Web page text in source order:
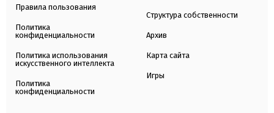
Правила пользования
Политика
конфиденциальности
Политика использования
искусственного интеллекта
Политика
конфиденциальности
Структура собственности
Архив
Карта сайта
Игры